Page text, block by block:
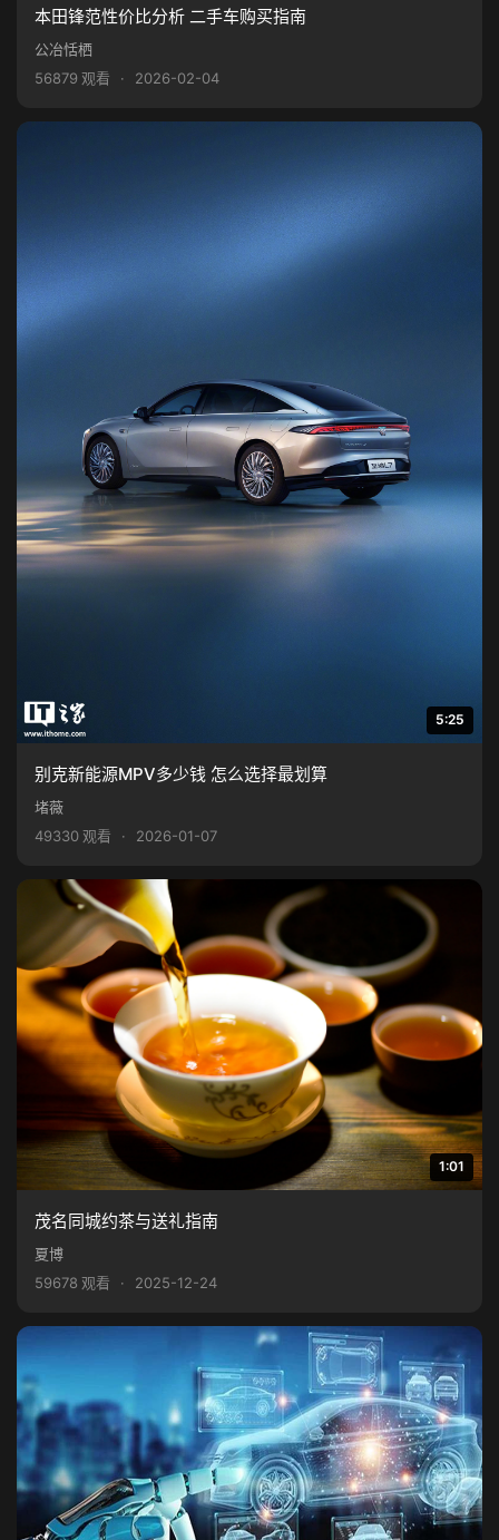
本田锋范性价比分析 二手车购买指南
公冶恬栖
56879 观看
· 2026-02-04
5:25
别克新能源MPV多少钱 怎么选择最划算
堵薇
49330 观看
· 2026-01-07
1:01
茂名同城约茶与送礼指南
夏博
59678 观看
· 2025-12-24